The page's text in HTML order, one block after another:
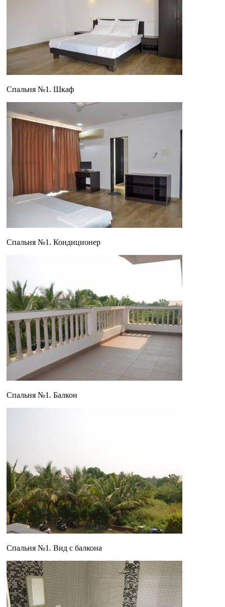
Спальня №1. Шкаф
Спальня №1. Кондиционер
Спальня №1. Балкон
Спальня №1. Вид с балкона